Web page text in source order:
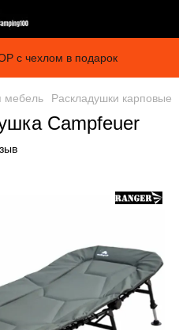
с чехлом в подарок
мебель Раскладушки карповые
Campfeuer